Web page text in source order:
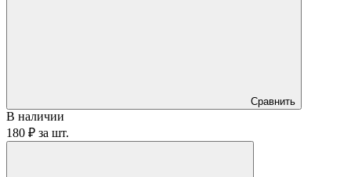
Сравнить
В наличии
180 ₽ за шт.